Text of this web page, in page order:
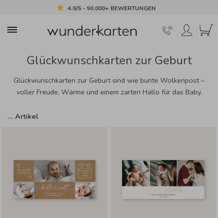
4.9/5 - 90.000+ BEWERTUNGEN
Glückwunschkarten zur Geburt
Glückwunschkarten zur Geburt sind wie bunte Wolkenpost –
voller Freude, Wärme und einem zarten Hallo für das Baby.
… Artikel